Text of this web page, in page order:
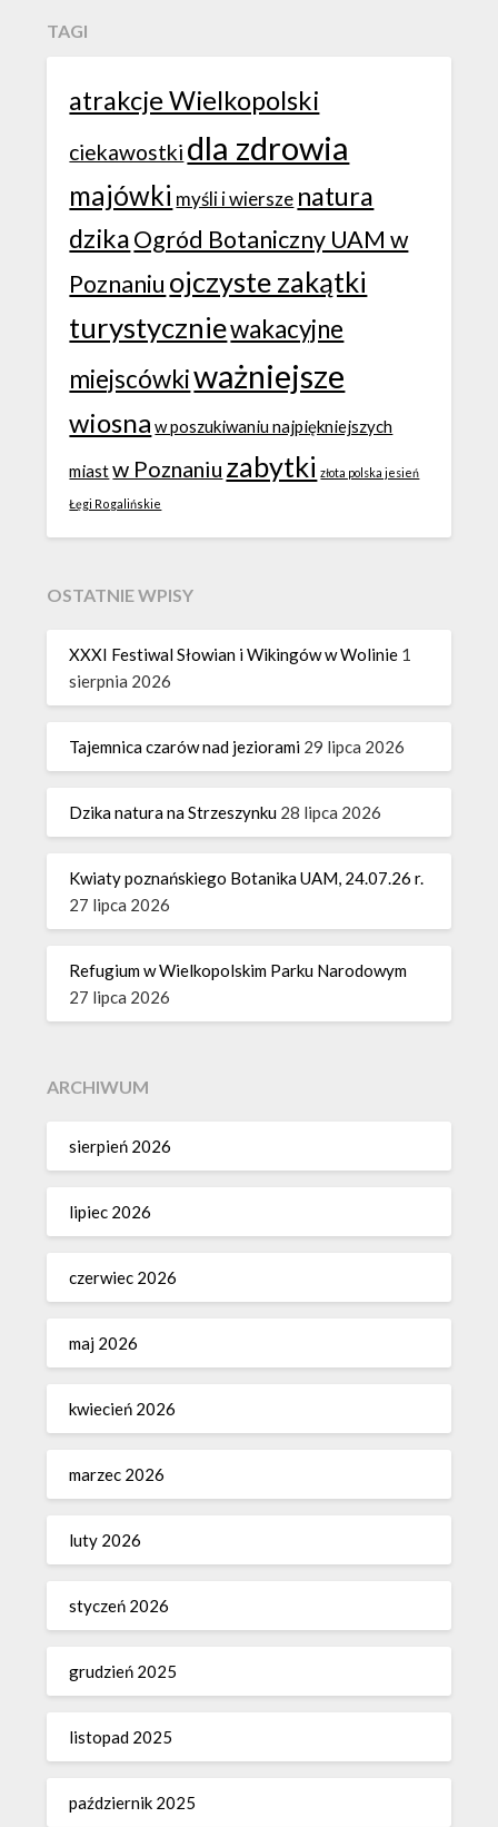
TAGI
atrakcje Wielkopolski
ciekawostki dla zdrowia
majówki myśli i wiersze natura
dzikaOgród Botaniczny UAM w
Poznaniu ojczyste zakątki
turystyczniewakacyjne
miejscówkiważniejsze
wiosna w poszukiwaniu najpiękniejszych
miastw Poznaniu zabytki złota polska jesień
Łęgi Rogalińskie
OSTATNIE WPISY
XXXI Festiwal Słowian i Wikingów w Wolinie 1
sierpnia 2026
Tajemnica czarów nad jeziorami 29 lipca 2026
Dzika natura na Strzeszynku 28 lipca 2026
Kwiaty poznańskiego Botanika UAM, 24.07.26 r.
27 lipca 2026
Refugium w Wielkopolskim Parku Narodowym
27 lipca 2026
ARCHIWUM
sierpień 2026
lipiec 2026
czerwiec 2026
maj 2026
kwiecień 2026
marzec 2026
luty 2026
styczeń 2026
grudzień 2025
listopad 2025
październik 2025